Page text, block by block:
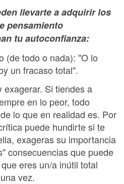
llevarte a adquirir los
pensamiento
tu autoconfianza:
(de todo o nada): "O lo
un fracaso total".
exagerar. Si tiendes a
en lo peor, todo
lo que en realidad es. Por
puede hundirte si te
exageras su importancia
consecuencias que puede
eres un/a inútil total
vez.